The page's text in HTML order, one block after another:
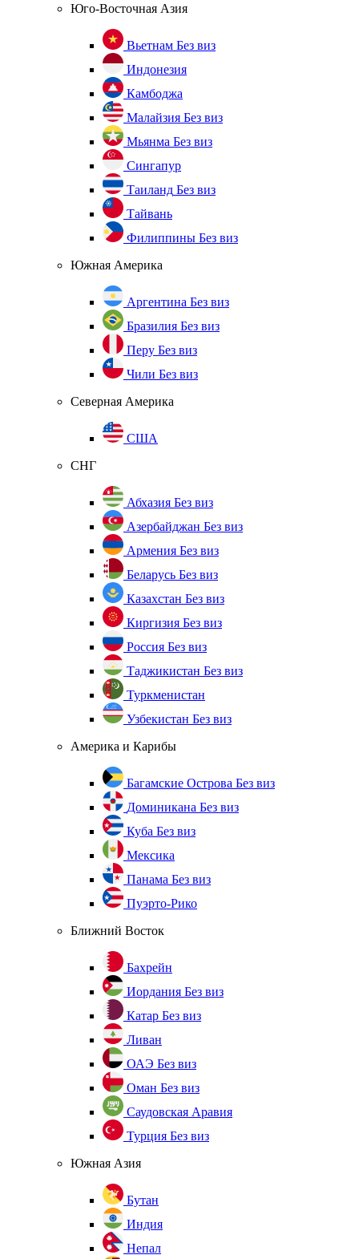
Юго-Восточная Азия
Вьетнам Без виз
Индонезия
Камбоджа
Малайзия Без виз
Мьянма Без виз
Сингапур
Таиланд Без виз
Тайвань
Филиппины Без виз
Южная Америка
Аргентина Без виз
Бразилия Без виз
Перу Без виз
Чили Без виз
Северная Америка
США
СНГ
Абхазия Без виз
Азербайджан Без виз
Армения Без виз
Беларусь Без виз
Казахстан Без виз
Киргизия Без виз
Россия Без виз
Таджикистан Без виз
Туркменистан
Узбекистан Без виз
Америка и Карибы
Багамские Острова Без виз
Доминикана Без виз
Куба Без виз
Мексика
Панама Без виз
Пуэрто-Рико
Ближний Восток
Бахрейн
Иордания Без виз
Катар Без виз
Ливан
ОАЭ Без виз
Оман Без виз
Саудовская Аравия
Турция Без виз
Южная Азия
Бутан
Индия
Непал